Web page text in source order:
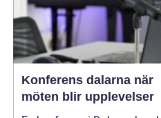
Konferens dalarna när
möten blir upplevelser